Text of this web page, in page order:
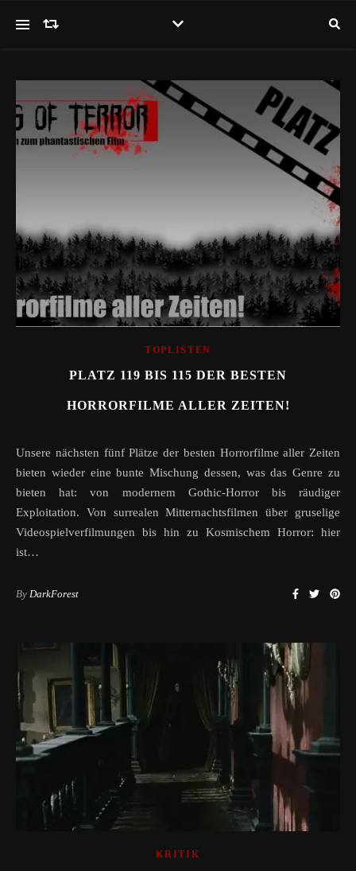
TOPLISTEN
PLATZ 119 BIS 115 DER BESTEN
HORRORFILME ALLER ZEITEN!
Unsere nächsten fünf Plätze der besten Horrorfilme aller Zeiten
bieten wieder eine bunte Mischung dessen, was das Genre zu
bieten hat: von modernem Gothic-Horror bis räudiger
Exploitation. Von surrealen Mitternachtsfilmen über gruselige
Videospielverfilmungen bis hin zu Kosmischem Horror: hier
ist…
By DarkForest
KRITIK